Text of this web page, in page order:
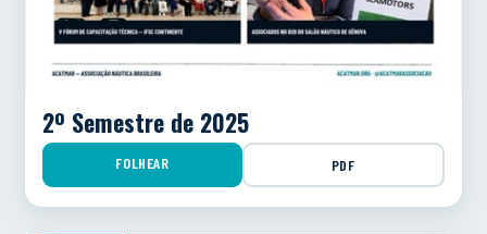
2º Semestre de 2025
FOLHEAR PDF